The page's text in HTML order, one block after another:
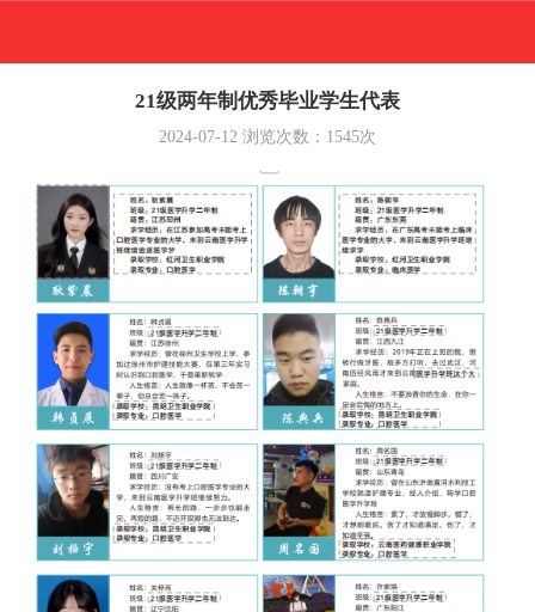
21级两年制优秀毕业学生代表
2024-07-12 浏览次数： 1545次